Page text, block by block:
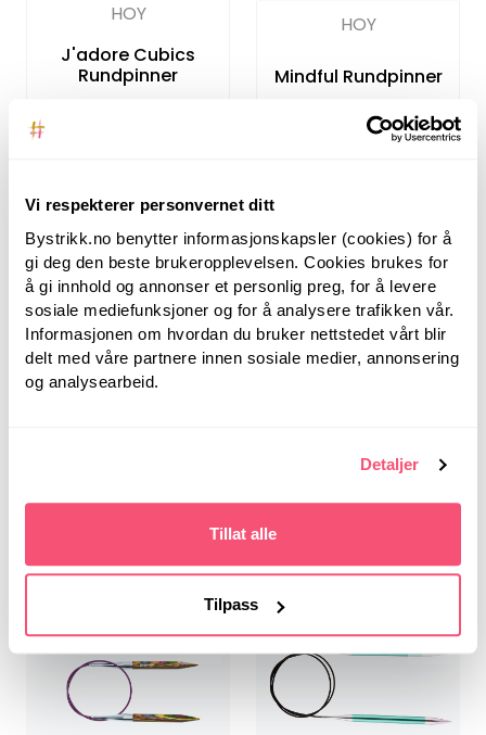
Vi respekterer personvernet ditt
Bystrikk.no benytter informasjonskapsler (cookies) for å
gi deg den beste brukeropplevelsen. Cookies brukes for
å gi innhold og annonser et personlig preg, for å levere
sosiale mediefunksjoner og for å analysere trafikken vår.
Informasjonen om hvordan du bruker nettstedet vårt blir
delt med våre partnere innen sosiale medier, annonsering
og analysearbeid.
Detaljer
Tillat alle
Tilpass
HOY
J'adore Cubics
Rundpinner
HOY
Mindful Rundpinner
119,00
HOY
99,00
Rundpinner